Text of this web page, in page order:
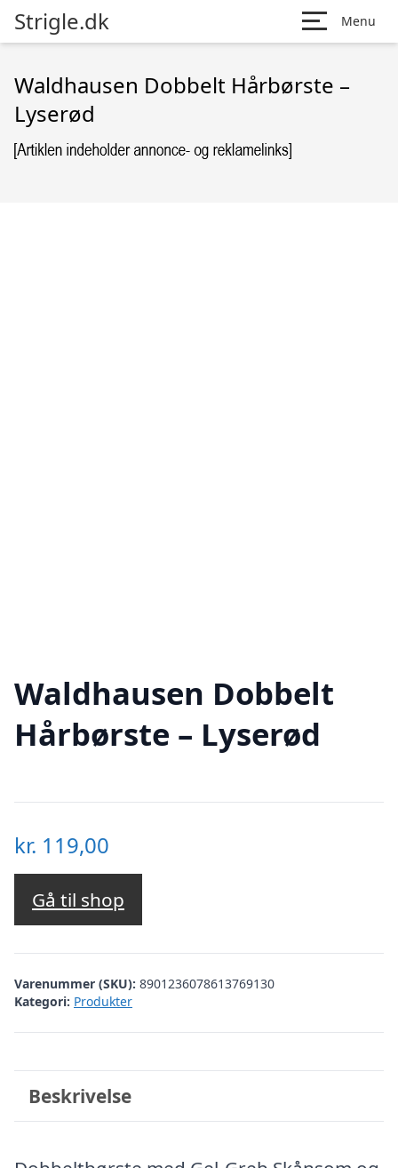
Strigle.dk Menu
Waldhausen Dobbelt Hårbørste –
Lyserød
Waldhausen Dobbelt
Hårbørste – Lyserød
kr. 119,00
Gå til shop
Varenummer (SKU): 8901236078613769130
Kategori: Produkter
Beskrivelse